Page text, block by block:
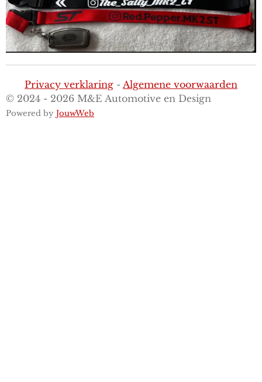
Privacy verklaring - Algemene voorwaarden
© 2024 - 2026 M&E Automotive en Design
Powered by JouwWeb